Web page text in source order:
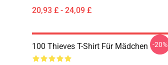
20,93 £ - 24,09 £
100 Thieves T-Shirt Für Mädchen -20%